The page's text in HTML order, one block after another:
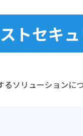
トセキ
ソリューションに